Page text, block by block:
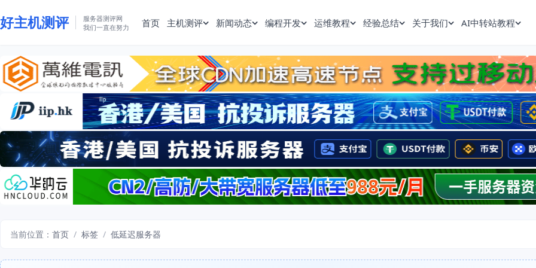
好主机测评
服务器测评网
我们一直在努力
首页 主机测评 新闻动态 编程开发 运维教程 经验总结 关于我们 AI中转站教程
当前位置： 首页 / 标签 / 低延迟服务器